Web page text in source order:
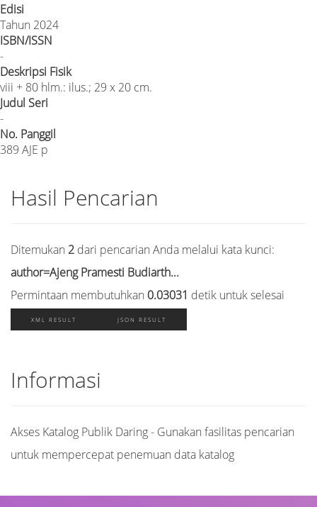
Edisi
Tahun 2024
ISBN/ISSN
-
Deskripsi Fisik
viii + 80 hlm.: ilus.; 29 x 20 cm.
Judul Seri
-
No. Panggil
389 AJE p
Hasil Pencarian
Ditemukan 2 dari pencarian Anda melalui kata kunci:
author=Ajeng Pramesti Budiarth...
Permintaan membutuhkan 0.03031 detik untuk selesai
XML RESULT JSON RESULT
Informasi
Akses Katalog Publik Daring - Gunakan fasilitas pencarian
untuk mempercepat penemuan data katalog